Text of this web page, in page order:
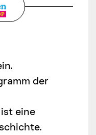
der
eine